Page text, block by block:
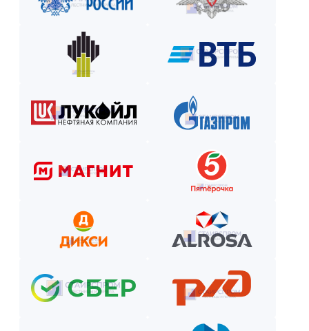
Оплатите остаток после приёмки —
и наслаждайтесь новой конструкцией!